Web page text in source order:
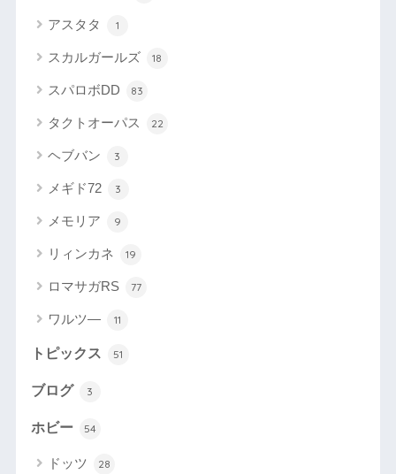
アスタタ 1
スカルガールズ 18
スパロボDD 83
タクトオーパス 22
ヘブバン 3
メギド72 3
メモリア 9
リィンカネ 19
ロマサガRS 77
ワルツ― 11
トピックス 51
ブログ 3
ホビー 54
ドッツ 28